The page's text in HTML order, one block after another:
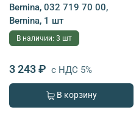
Bernina, 032 719 70 00,
Bernina, 1 шт
В наличии: 3 шт
3 243 ₽ с НДС 5%
В корзину